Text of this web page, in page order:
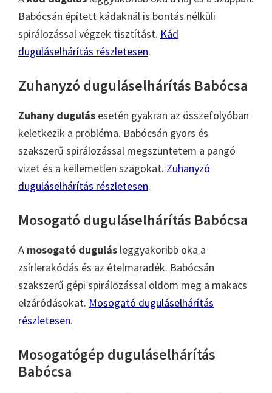
Babócsán épített kádaknál is bontás nélküli
spirálozással végzek tisztítást. Kád
duguláselhárítás részletesen.
Zuhanyzó duguláselhárítás Babócsa
Zuhany dugulás esetén gyakran az összefolyóban
keletkezik a probléma. Babócsán gyors és
szakszerű spirálozással megszüntetem a pangó
vizet és a kellemetlen szagokat. Zuhanyzó
duguláselhárítás részletesen.
Mosogató duguláselhárítás Babócsa
A mosogató dugulás leggyakoribb oka a
zsírlerakódás és az ételmaradék. Babócsán
szakszerű gépi spirálozással oldom meg a makacs
elzáródásokat. Mosogató duguláselhárítás
részletesen.
Mosogatógép duguláselhárítás
Babócsa